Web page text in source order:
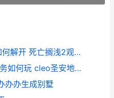
死亡搁浅2夜观星象奖杯如何解开 死亡搁浅2观看私人表演
圣安地列斯OL安全运输任务如何玩 cleo圣安地列斯
办办生成别墅